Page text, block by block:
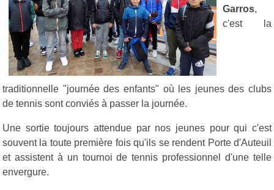
Garros,
c'est la
traditionnelle "journée des enfants" où les jeunes des clubs
de tennis sont conviés à passer la journée.
Une sortie toujours attendue par nos jeunes pour qui c'est
souvent la toute première fois qu'ils se rendent Porte d'Auteuil
et assistent à un tournoi de tennis professionnel d'une telle
envergure.